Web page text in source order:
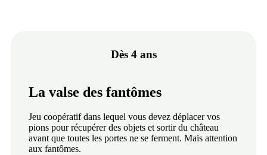
Dès 4 ans
La valse des fantômes
Jeu coopératif dans lequel vous devez déplacer vos
pions pour récupérer des objets et sortir du château
avant que toutes les portes ne se ferment. Mais attention
aux fantômes.